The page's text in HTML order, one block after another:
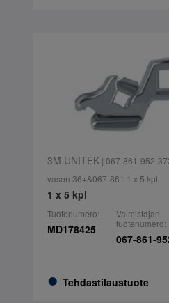
3M UNITEK| 067-861-952-
vasen 36+&067-861 1 x 5 kpl
1 x 5 kpl
Tuotenumero:
MD178425
Tehdastilaustuote
Valmistajan
tuotenumero:
067-861-